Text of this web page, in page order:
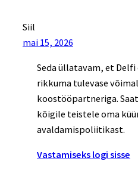
Siil
mai 15, 2026
Seda üllatavam, et
rikkuma tulevase
koostööpartneriga.
kõigile teistele oma
avaldamispoliitikast.
Vastamiseks logi sisse